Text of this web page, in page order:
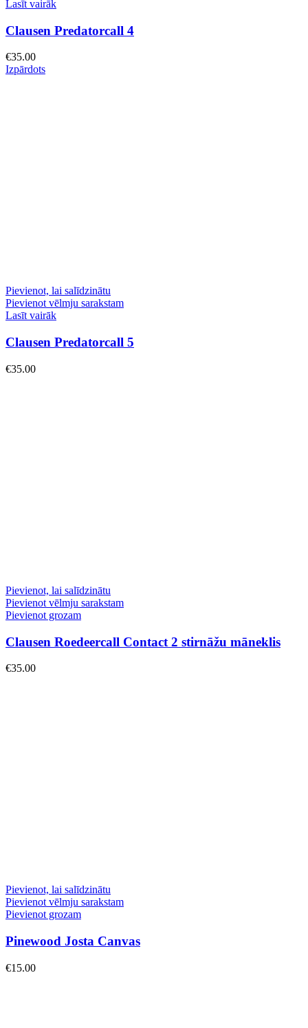
Lasīt vairāk
Clausen Predatorcall 4
€35.00
Izpārdots
Pievienot, lai salīdzinātu
Pievienot vēlmju sarakstam
Lasīt vairāk
Clausen Predatorcall 5
€35.00
Pievienot, lai salīdzinātu
Pievienot vēlmju sarakstam
Pievienot grozam
Clausen Roedeercall Contact 2 stirnāžu māneklis
€35.00
Pievienot, lai salīdzinātu
Pievienot vēlmju sarakstam
Pievienot grozam
Pinewood Josta Canvas
€15.00